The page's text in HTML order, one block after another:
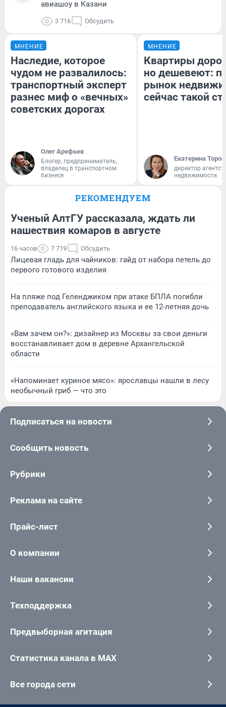
авиашоу в Казани
3 716 Обсудить
МНЕНИЕ
Наследие, которое
чудом не развалилось:
транспортный эксперт
разнес миф о «вечных»
советских дорогах
Олег Арефьев
Блогер, предприниматель,
владелец в транспортном
бизнесе
МНЕНИЕ
Квартиры
но дешевеют:
рынок
сейчас такой
Екатерина
директор
недвижимости
РЕКОМЕНДУЕМ
Ученый АлтГУ рассказала, ждать ли
нашествия комаров в августе
16 часов 7 719 Обсудить
Лицевая гладь для чайников: гайд от набора петель до
первого готового изделия
На пляже под Геленджиком при атаке БПЛА погибли
преподаватель английского языка и ее 12-летняя дочь
«Вам зачем он?»: дизайнер из Москвы за свои деньги
восстанавливает дом в деревне Архангельской
области
«Напоминает куриное мясо»: ярославцы нашли в лесу
необычный гриб — что это
Подписаться на новости
Сообщить новость
Рубрики
Реклама на сайте
Прайс-лист
О компании
Наши вакансии
Техподдержка
Предвыборная агитация
Статистика канала в MAX
Все города сети